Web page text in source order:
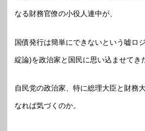
なる財務官僚の小役人連中が、
国債発行は簡単にできないという嘘ロ
綻論)を政治家と国民に思い込ませてき
自民党の政治家、特に総理大臣と財務
なれば気づくのか。